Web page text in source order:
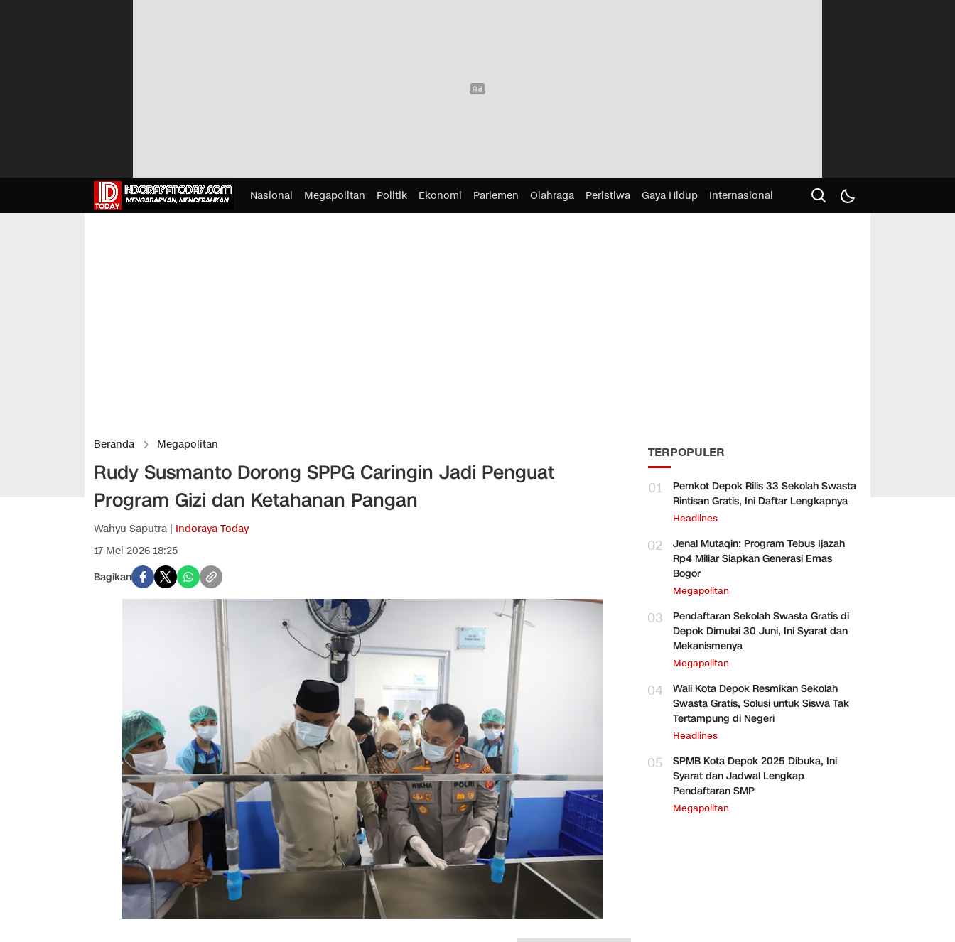
Nasional Megapolitan Politik Ekonomi Parlemen Olahraga Peristiwa Gaya Hidup Internasional
Beranda Megapolitan
Rudy Susmanto Dorong SPPG Caringin Jadi Penguat
Program Gizi dan Ketahanan Pangan
Wahyu Saputra | Indoraya Today
17 Mei 2026 18:25
Bagikan
TERPOPULER
01
Pemkot Depok Rilis 33 Sekolah Swasta
Rintisan Gratis, Ini Daftar Lengkapnya
Headlines
02
Jenal Mutaqin: Program Tebus Ijazah
Rp4 Miliar Siapkan Generasi Emas
Bogor
Megapolitan
03
Pendaftaran Sekolah Swasta Gratis di
Depok Dimulai 30 Juni, Ini Syarat dan
Mekanismenya
Megapolitan
04
Wali Kota Depok Resmikan Sekolah
Swasta Gratis, Solusi untuk Siswa Tak
Tertampung di Negeri
Headlines
05
SPMB Kota Depok 2025 Dibuka, Ini
Syarat dan Jadwal Lengkap
Pendaftaran SMP
Megapolitan